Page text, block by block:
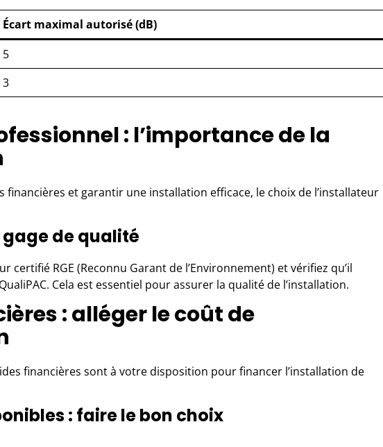
Écart maximal autorisé (dB)
5
3
: l’importance de la
financières et garantir une installation efficace, le choix de l’installateur
de qualité
certifié RGE (Reconnu Garant de l’Environnement) et vérifiez qu’il
Cela est essentiel pour assurer la qualité de l’installation.
: alléger le coût de
financières sont à votre disposition pour financer l’installation de
: faire le bon choix